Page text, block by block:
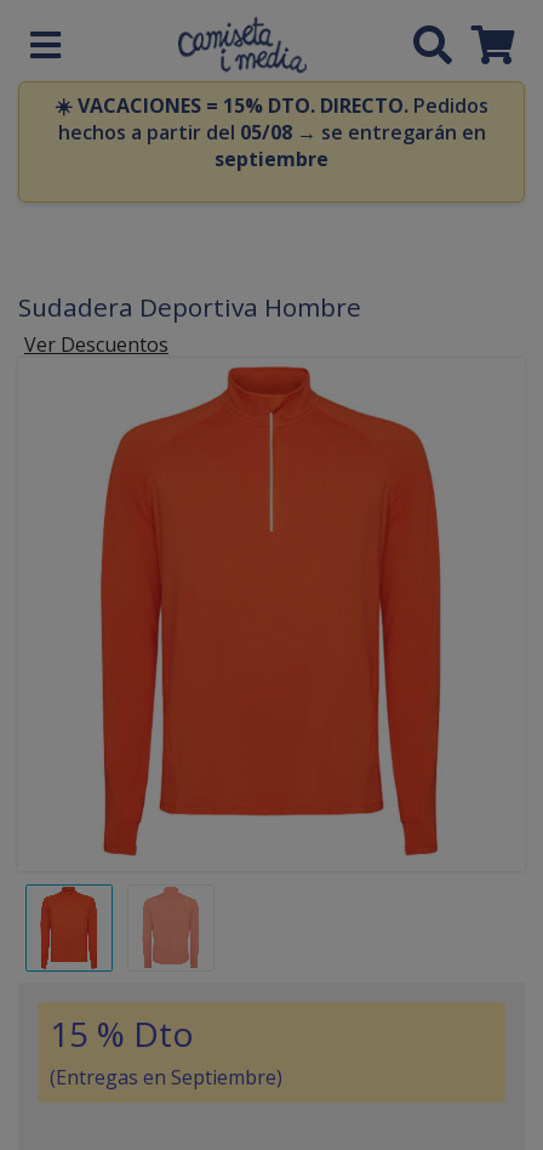
☀️VACACIONES = 15% DTO. DIRECTO. Pedidos
hechos a partir del 05/08→ se entregarán en
septiembre
Sudadera Deportiva Hombre
Ver Descuentos
15 % Dto
(Entregas en Septiembre)